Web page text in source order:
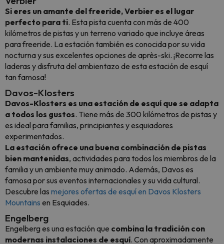
Si eres un amante del freeride, Verbier es el lugar
perfecto para ti. Esta pista cuenta con más de 400
kilómetros de pistas y un terreno variado que incluye áreas
para freeride. La estación también es conocida por su vida
nocturna y sus excelentes opciones de après-ski. ¡Recorre las
laderas y disfruta del ambientazo de esta estación de esquí
tan famosa!
Davos-Klosters
Davos-Klosters es una estación de esquí que se adapta
a todos los gustos. Tiene más de 300 kilómetros de pistas y
es ideal para familias, principiantes y esquiadores
experimentados.
La estación ofrece una buena combinación de pistas
bien mantenidas, actividades para todos los miembros de la
familia y un ambiente muy animado. Además, Davos es
famosa por sus eventos internacionales y su vida cultural.
Descubre las mejores ofertas de esquí en Davos Klosters
Mountains en Esquiades.
Engelberg
Engelberg es una estación que combina la tradición con
modernas instalaciones de esquí. Con aproximadamente